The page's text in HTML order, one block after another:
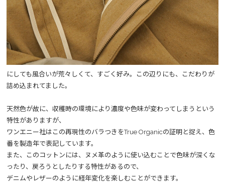
にしても風合いが荒々しくて、すごく好み。この辺りにも、こだわりが
詰め込まれてました。
天然色が故に、収穫時の環境により濃度や色味が変わってしまうという
特性がありますが、
ワンエニー社はこの再現性のバラつきをTrue Organicの証明と捉え、色
番を製造年で表記しています。
また、このコットンには、ヌメ革のように使い込むことで色味が深くな
ったり、戻ろうとしたりする特性があるので、
デニムやレザーのように経年変化を楽しむことができます。